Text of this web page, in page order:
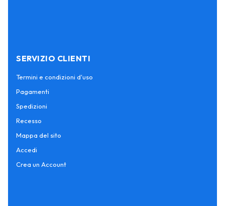
SERVIZIO CLIENTI
Termini e condizioni d'uso
Pagamenti
Spedizioni
Recesso
Mappa del sito
Accedi
Crea un Account